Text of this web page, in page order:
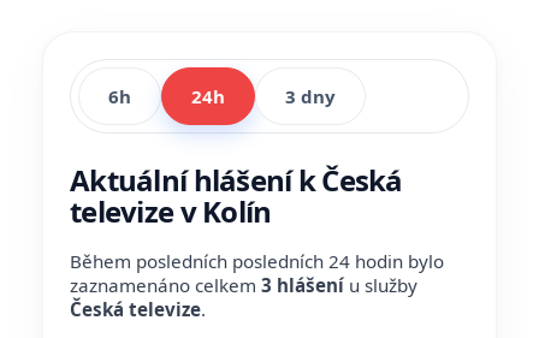
6h 24h 3 dny
Aktuální hlášení k Česká
televize v Kolín
Během posledních posledních 24 hodin bylo
zaznamenáno celkem 3 hlášení u služby
Česká televize.